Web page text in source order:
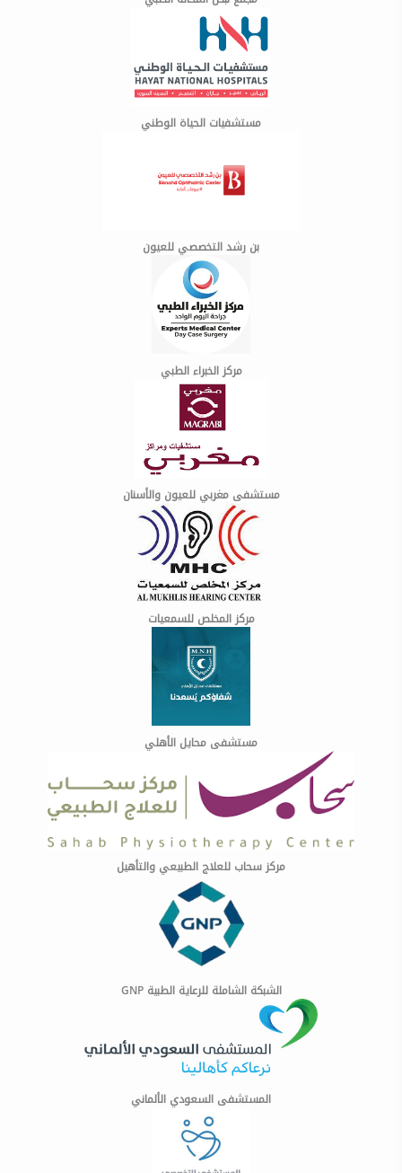
مستشفيات الحياة الوطني
بن رشد التخصصي للعيون
مركز الخبراء الطبي
مستشفى مغربي للعيون والأسنان
مركز المخلص للسمعيات
مستشفى محايل الأهلي
مركز سحاب للعلاج الطبيعي والتأهيل
الشبكة الشاملة للرعاية الطبية GNP
المستشفى السعودي الألماني